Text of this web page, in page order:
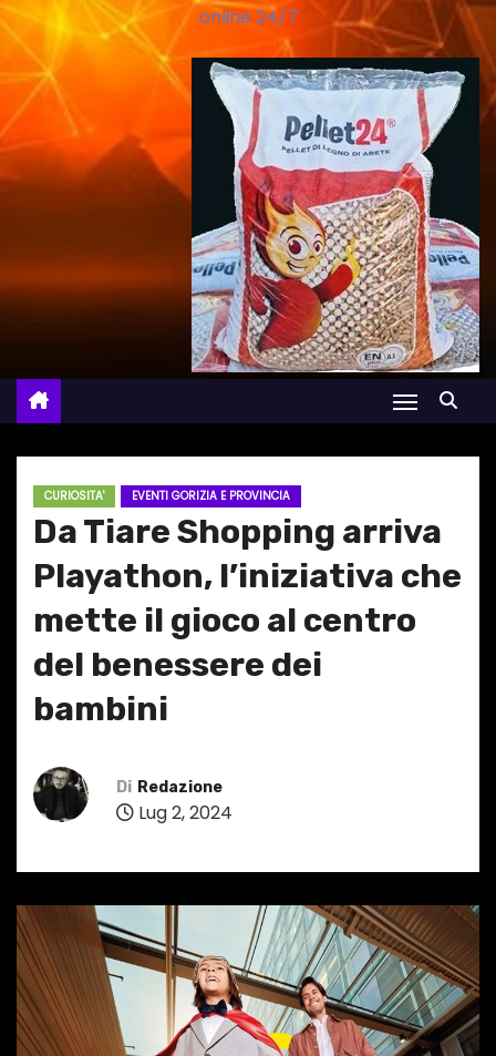
online 24/7
CURIOSITA' EVENTI GORIZIA E PROVINCIA
Da Tiare Shopping arriva
Playathon, l’iniziativa che
mette il gioco al centro
del benessere dei
bambini
Di Redazione
Lug 2, 2024